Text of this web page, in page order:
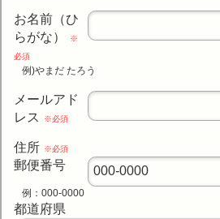
お名前（ひ
らがな）
※
必須
例)やまだ たろう
メールアド
レス
※必須
住所 ※必須
郵便番号
例：000-0000
都道府県